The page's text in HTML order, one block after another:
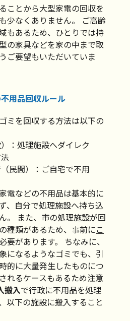
ことから大型家電の回収を
少なくありません。 ご高齢
もあるため、ひとりでは持
の家具などを家の中まで取
ご要望もいただいていま
用品回収ルール
ミを回収する方法は以下の
：処理施設へダイレク
民間）：ご自宅で不用
電などの不用品は基本的に
、自分で処理施設へ持ち込
。 また、市の処理施設が回
種類があるため、事前にこ
要があります。 ちなみに、
になるようなゴミでも、引
的に大量発生したものにつ
れるケースもあるため注意
搬入で行政に不用品を処理
以下の施設に搬入すること